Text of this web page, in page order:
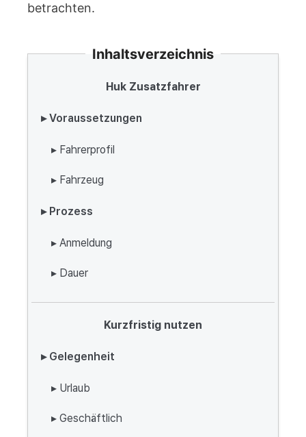
betrachten.
Inhaltsverzeichnis
Huk Zusatzfahrer
▸ Voraussetzungen
▸ Fahrerprofil
▸ Fahrzeug
▸ Prozess
▸ Anmeldung
▸ Dauer
Kurzfristig nutzen
▸ Gelegenheit
▸ Urlaub
▸ Geschäftlich